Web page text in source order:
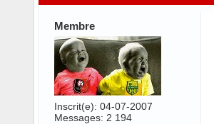
Membre
Inscrit(e): 04-07-2007
Messages: 2 194